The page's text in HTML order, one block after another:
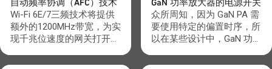
自动频率协调（AFC）技术
Wi-Fi 6E/7三频技术将提供
额外的1200MHz带宽，为实
现千兆位速度的网关打开大
需要一些额外的共存技术才
GaN 功率放大器的电源开关
众所周知，因为 GaN PA 需
要使用特定的偏置时序，所
以在某些设计中，GaN 功率
具有挑战性。如果处理不